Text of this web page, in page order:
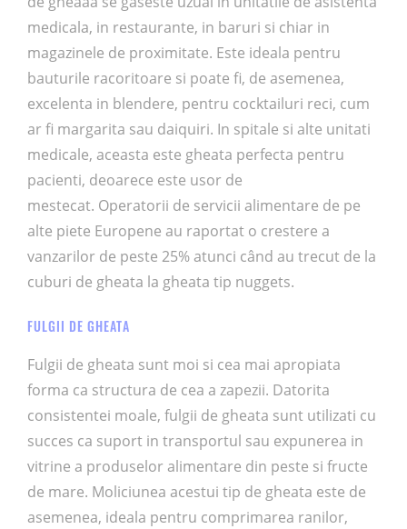
medicala, in restaurante, in baruri si chiar in
magazinele de proximitate. Este ideala pentru
bauturile racoritoare si poate fi, de asemenea,
excelenta in blendere, pentru cocktailuri reci, cum
ar fi margarita sau daiquiri. In spitale si alte unitati
medicale, aceasta este gheata perfecta pentru
pacienti, deoarece este usor de
mestecat. Operatorii de servicii alimentare de pe
alte piete Europene au raportat o crestere a
vanzarilor de peste 25% atunci când au trecut de la
cuburi de gheata la gheata tip nuggets.
FULGII DE GHEATA
Fulgii de gheata sunt moi si cea mai apropiata
forma ca structura de cea a zapezii. Datorita
consistentei moale, fulgii de gheata sunt utilizati cu
succes ca suport in transportul sau expunerea in
vitrine a produselor alimentare din peste si fructe
de mare. Moliciunea acestui tip de gheata este de
asemenea, ideala pentru comprimarea ranilor,